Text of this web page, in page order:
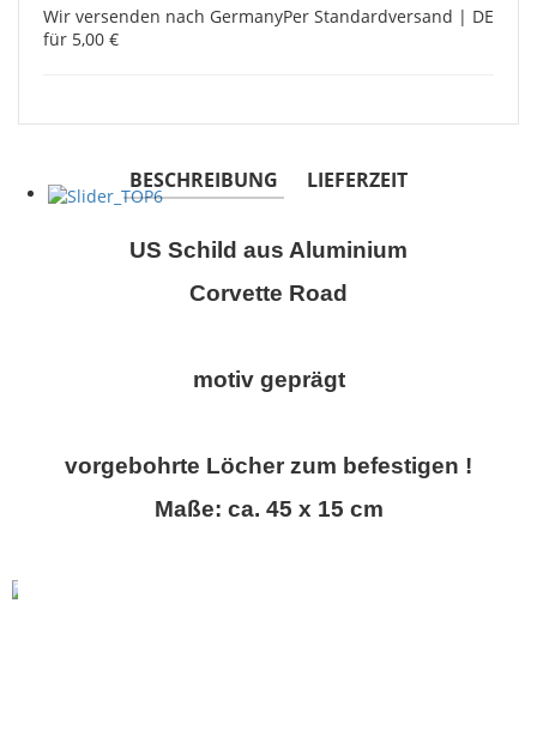
Wir versenden nach GermanyPer Standardversand | DE
für 5,00 €
BESCHREIBUNG LIEFERZEIT
US Schild aus Aluminium
Corvette Road
motiv geprägt
vorgebohrte Löcher zum befestigen !
Maße: ca. 45 x 15 cm